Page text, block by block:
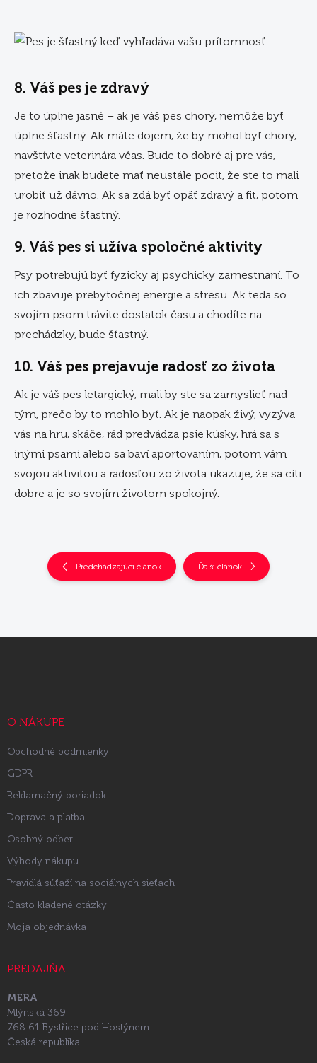
8. Váš pes je zdravý
Je to úplne jasné – ak je váš pes chorý, nemôže byť
úplne šťastný. Ak máte dojem, že by mohol byť chorý,
navštívte veterinára včas. Bude to dobré aj pre vás,
pretože inak budete mať neustále pocit, že ste to mali
urobiť už dávno. Ak sa zdá byť opäť zdravý a fit, potom
je rozhodne šťastný.
9. Váš pes si užíva spoločné aktivity
Psy potrebujú byť fyzicky aj psychicky zamestnaní. To
ich zbavuje prebytočnej energie a stresu. Ak teda so
svojím psom trávite dostatok času a chodíte na
prechádzky, bude šťastný.
10. Váš pes prejavuje radosť zo života
Ak je váš pes letargický, mali by ste sa zamyslieť nad
tým, prečo by to mohlo byť. Ak je naopak živý, vyzýva
vás na hru, skáče, rád predvádza psie kúsky, hrá sa s
inými psami alebo sa baví aportovaním, potom vám
svojou aktivitou a radosťou zo života ukazuje, že sa cíti
dobre a je so svojím životom spokojný.
Predchádzajúci článok Ďalší článok
O NÁKUPE
Obchodné podmienky
GDPR
Reklamačný poriadok
Doprava a platba
Osobný odber
Výhody nákupu
Pravidlá súťaží na sociálnych sieťach
Často kladené otázky
Moja objednávka
PREDAJŇA
MERA
Mlýnská 369
768 61 Bystřice pod Hostýnem
Česká republika